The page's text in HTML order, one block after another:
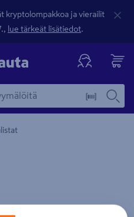
kryptolompakkoa ja vierailit
lue tärkeät lisätiedot.
Tuotteen kuvaus -